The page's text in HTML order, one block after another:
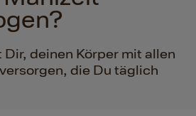
deinen Körper mit allen
die Du täglich